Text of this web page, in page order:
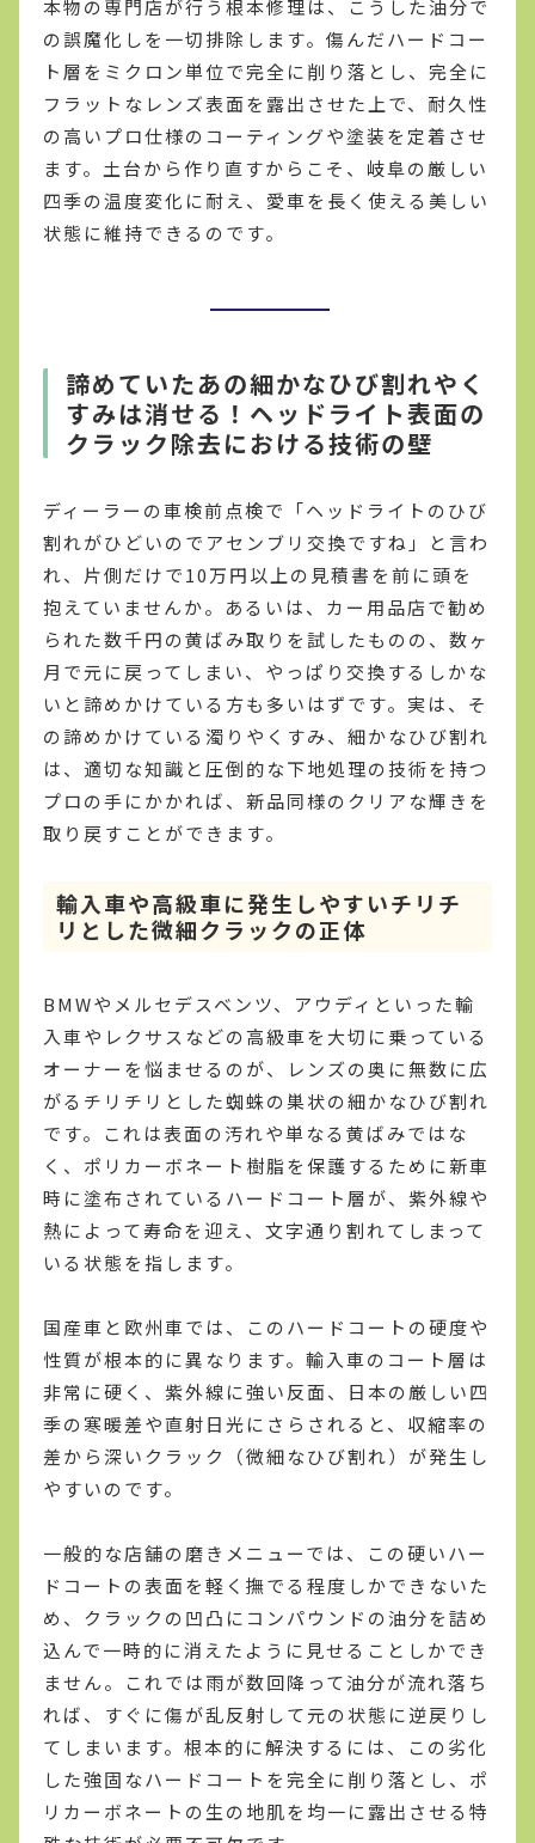
本物の専門店が行う根本修理は、こうした油分で
の誤魔化しを一切排除します。傷んだハードコー
ト層をミクロン単位で完全に削り落とし、完全に
フラットなレンズ表面を露出させた上で、耐久性
の高いプロ仕様のコーティングや塗装を定着させ
ます。土台から作り直すからこそ、岐阜の厳しい
四季の温度変化に耐え、愛車を長く使える美しい
状態に維持できるのです。
諦めていたあの細かなひび割れやく
すみは消せる！ヘッドライト表面の
クラック除去における技術の壁
ディーラーの車検前点検で「ヘッドライトのひび
割れがひどいのでアセンブリ交換ですね」と言わ
れ、片側だけで10万円以上の見積書を前に頭を
抱えていませんか。あるいは、カー用品店で勧め
られた数千円の黄ばみ取りを試したものの、数ヶ
月で元に戻ってしまい、やっぱり交換するしかな
いと諦めかけている方も多いはずです。実は、そ
の諦めかけている濁りやくすみ、細かなひび割れ
は、適切な知識と圧倒的な下地処理の技術を持つ
プロの手にかかれば、新品同様のクリアな輝きを
取り戻すことができます。
輸入車や高級車に発生しやすいチリチ
リとした微細クラックの正体
BMWやメルセデスベンツ、アウディといった輸
入車やレクサスなどの高級車を大切に乗っている
オーナーを悩ませるのが、レンズの奥に無数に広
がるチリチリとした蜘蛛の巣状の細かなひび割れ
です。これは表面の汚れや単なる黄ばみではな
く、ポリカーボネート樹脂を保護するために新車
時に塗布されているハードコート層が、紫外線や
熱によって寿命を迎え、文字通り割れてしまって
いる状態を指します。
国産車と欧州車では、このハードコートの硬度や
性質が根本的に異なります。輸入車のコート層は
非常に硬く、紫外線に強い反面、日本の厳しい四
季の寒暖差や直射日光にさらされると、収縮率の
差から深いクラック（微細なひび割れ）が発生し
やすいのです。
一般的な店舗の磨きメニューでは、この硬いハー
ドコートの表面を軽く撫でる程度しかできないた
め、クラックの凹凸にコンパウンドの油分を詰め
込んで一時的に消えたように見せることしかでき
ません。これでは雨が数回降って油分が流れ落ち
れば、すぐに傷が乱反射して元の状態に逆戻りし
てしまいます。根本的に解決するには、この劣化
した強固なハードコートを完全に削り落とし、ポ
リカーボネートの生の地肌を均一に露出させる特